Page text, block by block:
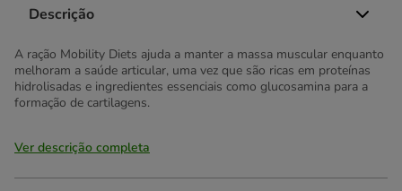
Descrição
A ração Mobility Diets ajuda a manter a massa muscular enquanto
melhoram a saúde articular, uma vez que são ricas em proteínas
hidrolisadas e ingredientes essenciais como glucosamina para a
formação de cartilagens.
Ver descrição completa